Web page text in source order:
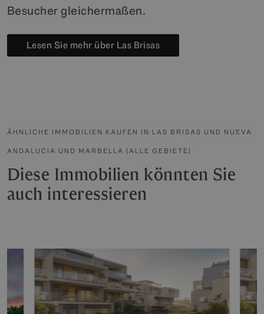
Besucher gleichermaßen.
Lesen Sie mehr über Las Brisas
ÄHNLICHE IMMOBILIEN KAUFEN IN LAS BRISAS UND NUEVA
ANDALUCIA UND MARBELLA (ALLE GEBIETE)
Diese Immobilien könnten Sie
auch interessieren